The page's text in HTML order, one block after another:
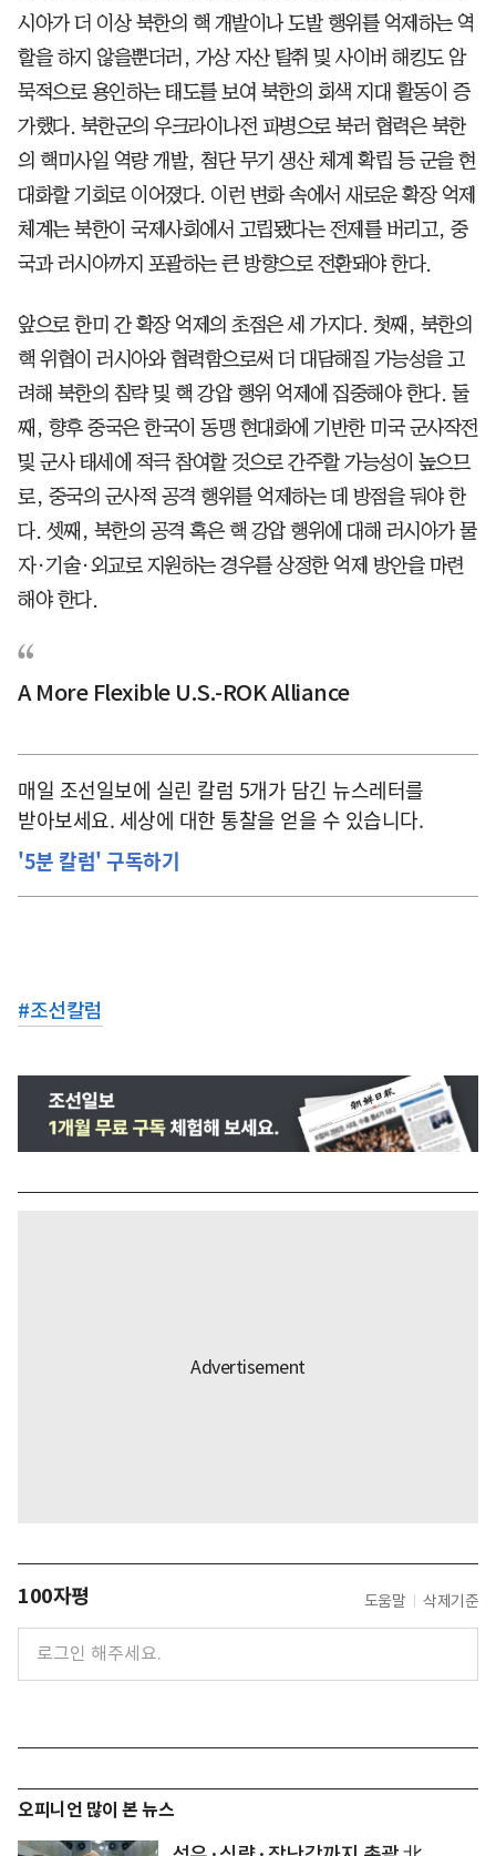
시아가 더 이상 북한의 핵 개발이나 도발 행위를 억제하는 역
할을 하지 않을뿐더러, 가상 자산 탈취 및 사이버 해킹도 암
묵적으로 용인하는 태도를 보여 북한의 회색 지대 활동이 증
가했다. 북한군의 우크라이나전 파병으로 북러 협력은 북한
의 핵미사일 역량 개발, 첨단 무기 생산 체계 확립 등 군을 현
대화할 기회로 이어졌다. 이런 변화 속에서 새로운 확장 억제
체계는 북한이 국제사회에서 고립됐다는 전제를 버리고, 중
국과 러시아까지 포괄하는 큰 방향으로 전환돼야 한다.
앞으로 한미 간 확장 억제의 초점은 세 가지다. 첫째, 북한의
핵 위협이 러시아와 협력함으로써 더 대담해질 가능성을 고
려해 북한의 침략 및 핵 강압 행위 억제에 집중해야 한다. 둘
째, 향후 중국은 한국이 동맹 현대화에 기반한 미국 군사작전
및 군사 태세에 적극 참여할 것으로 간주할 가능성이 높으므
로, 중국의 군사적 공격 행위를 억제하는 데 방점을 둬야 한
다. 셋째, 북한의 공격 혹은 핵 강압 행위에 대해 러시아가 물
자·기술·외교로 지원하는 경우를 상정한 억제 방안을 마련
해야 한다.
A More Flexible U.S.-ROK Alliance
매일 조선일보에 실린 칼럼 5개가 담긴 뉴스레터를
받아보세요. 세상에 대한 통찰을 얻을 수 있습니다.
'5분 칼럼' 구독하기
#조선칼럼
100자평 도움말 삭제기준
오피니언 많이 본 뉴스